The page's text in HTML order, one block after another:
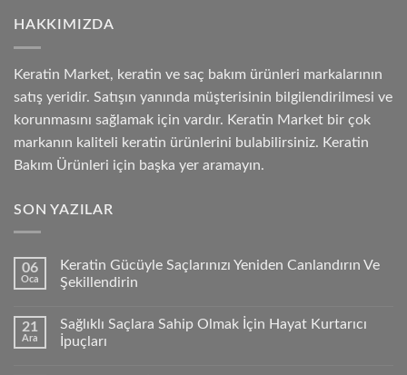
HAKKIMIZDA
Keratin Market, keratin ve saç bakım ürünleri markalarının
satış yeridir. Satışın yanında müşterisinin bilgilendirilmesi ve
korunmasını sağlamak için vardır. Keratin Market bir çok
markanın kaliteli keratin ürünlerini bulabilirsiniz. Keratin
Bakım Ürünleri için başka yer aramayın.
SON YAZILAR
06
Oca
Keratin Gücüyle Saçlarınızı Yeniden Canlandırın Ve
Şekillendirin
21
Ara
Sağlıklı Saçlara Sahip Olmak İçin Hayat Kurtarıcı
İpuçları